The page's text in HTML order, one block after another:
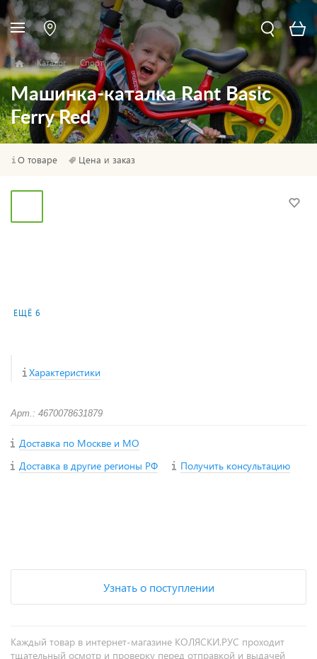
Каталог Спорт
Машинка-каталка Rant Basic
Ferry Red
О товаре Цена и заказ
ЕЩЁ 6
Характеристики
Арт.: 4670078631879
Доставка по Москве и МО
Доставка в другие регионы РФ
Получить консультацию
Узнать о поступлении
Каждый товар в интернет-магазине КОЛЯСКИ.РУС проходит
тщательный осмотр и проверку перед отправкой и выдачей